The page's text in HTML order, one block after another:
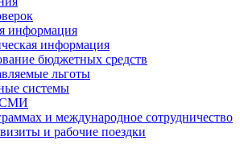
информация
информация
бюджетных средств
льготы
системы
СМИ
и международное сотрудничество
и рабочие поездки